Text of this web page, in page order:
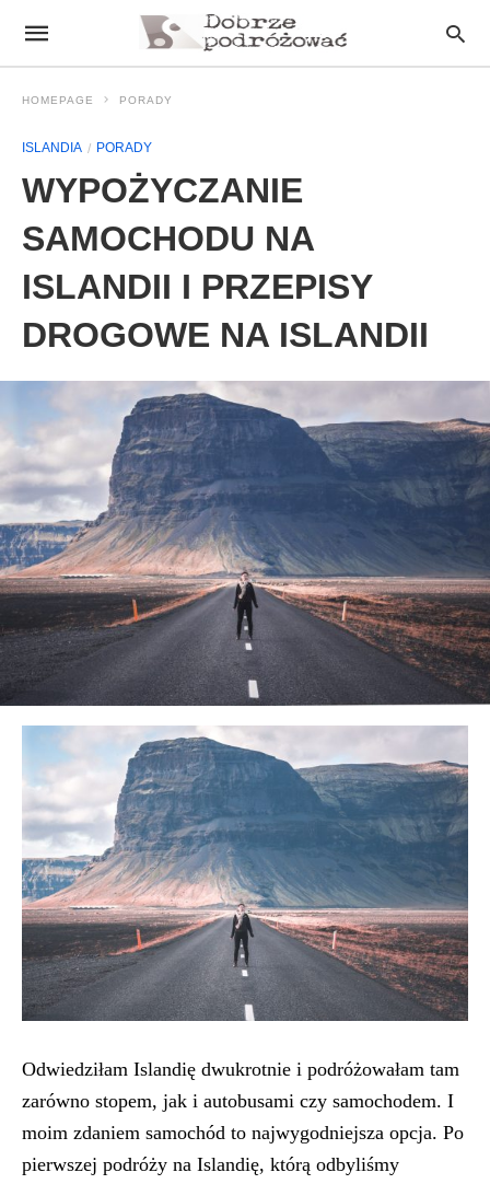
HOMEPAGE PORADY
ISLANDIA PORADY
WYPOŻYCZANIE
SAMOCHODU NA
ISLANDII I PRZEPISY
DROGOWE NA ISLANDII
Odwiedziłam Islandię dwukrotnie i podróżowałam tam
zarówno stopem, jak i autobusami czy samochodem. I
moim zdaniem samochód to najwygodniejsza opcja. Po
pierwszej podróży na Islandię, którą odbyliśmy